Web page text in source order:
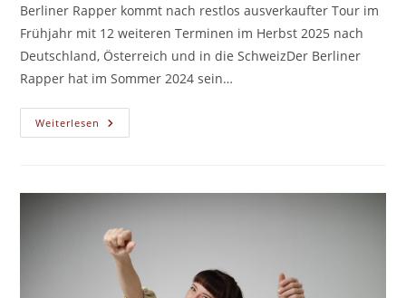
Berliner Rapper kommt nach restlos ausverkaufter Tour im
Frühjahr mit 12 weiteren Terminen im Herbst 2025 nach
Deutschland, Österreich und in die SchweizDer Berliner
Rapper hat im Sommer 2024 sein…
Weiterlesen LUCIO101
–
SOLD
OUT